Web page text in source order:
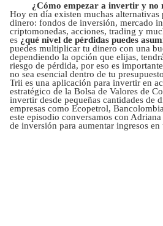
¿Cómo empezar a invertir y no
Hoy en día existen muchas alternativas
dinero: fondos de inversión, mercado
criptomonedas, acciones, trading y
es ¿qué nivel de pérdidas puedes
puedes multiplicar tu dinero con una
dependiendo la opción que elijas,
riesgo de pérdida, por eso es
no sea esencial dentro de tu
Trii es una aplicación para invertir en
estratégico de la Bolsa de Valores de
invertir desde pequeñas cantidades de
empresas como Ecopetrol,
este episodio conversamos con
de inversión para aumentar ingresos